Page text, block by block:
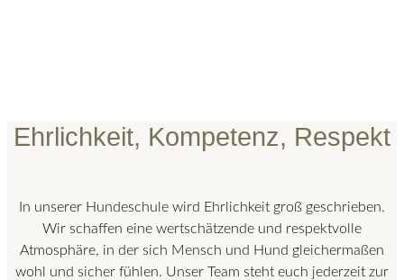
Ehrlichkeit, Kompetenz, Respekt
In unserer Hundeschule wird Ehrlichkeit groß geschrieben.
Wir schaffen eine wertschätzende und respektvolle
Atmosphäre, in der sich Mensch und Hund gleichermaßen
wohl und sicher fühlen. Unser Team steht euch jederzeit zur